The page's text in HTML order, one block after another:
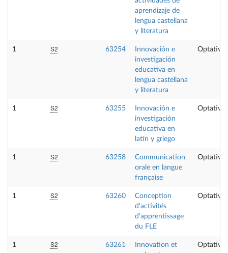
aprendizaje de
lengua castellana
y literatura
1 S2 63254
Innovación e
investigación
educativa en
lengua castellana
y literatura
Optativa
1 S2 63255
Innovación e
investigación
educativa en
latín y griego
Optativa
1 S2 63258
Communication
orale en langue
française
Optativa
1 S2 63260
Conception
d'activités
d'apprentissage
du FLE
Optativa
1 S2 63261
Innovation et
Optativa